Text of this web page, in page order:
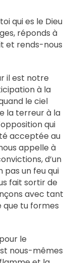
qui es le Dieu
réponds à
et rends-nous
il est notre
à la
le ciel
la terreur à la
qui
acceptée au
appelle à
d’un
pas un feu qui
fait sortir de
avec tant
tu formes
le
nous-mêmes